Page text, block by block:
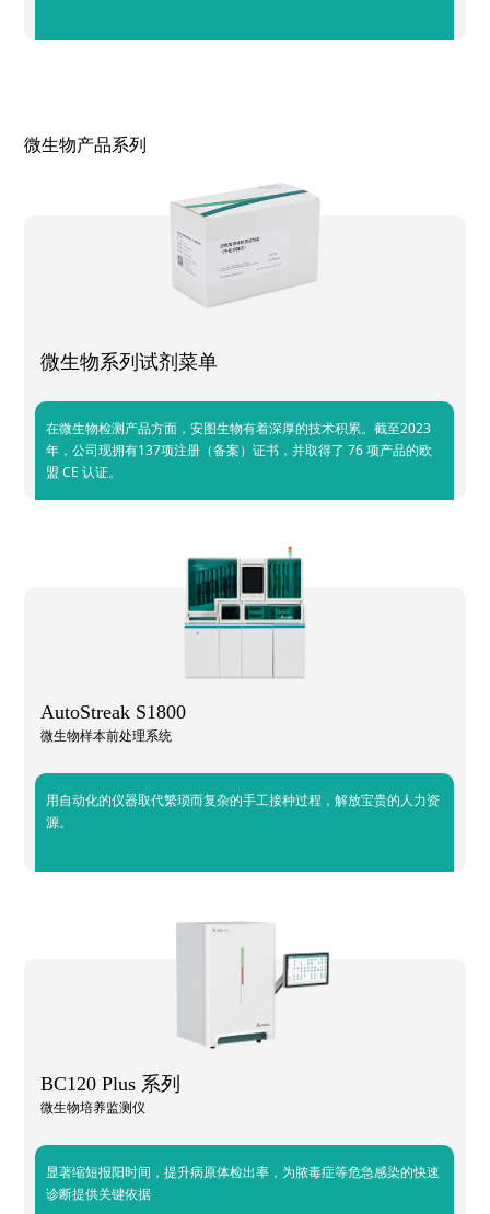
微生物产品系列
微生物系列试剂菜单
在微生物检测产品方面，安图生物有着深厚的技术积累。截至2023
年，公司现拥有137项注册（备案）证书，并取得了 76 项产品的欧
盟 CE 认证。
AutoStreak S1800
微生物样本前处理系统
用自动化的仪器取代繁琐而复杂的手工接种过程，解放宝贵的人力资
源。
BC120 Plus 系列
微生物培养监测仪
显著缩短报阳时间，提升病原体检出率，为脓毒症等危急感染的快速
诊断提供关键依据